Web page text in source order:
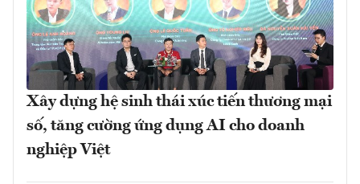
Xây dựng hệ sinh thái xúc tiến thương mại
số, tăng cường ứng dụng AI cho doanh
nghiệp Việt